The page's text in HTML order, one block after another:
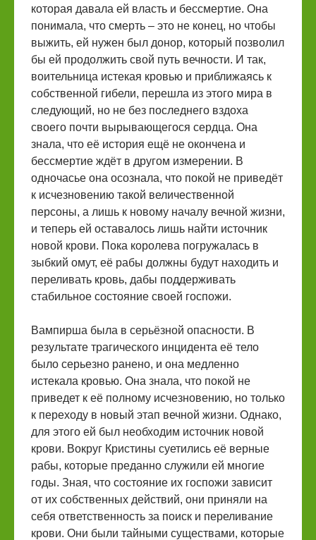
которая давала ей власть и бессмертие. Она
понимала, что смерть – это не конец, но чтобы
выжить, ей нужен был донор, который позволил
бы ей продолжить свой путь вечности. И так,
воительница истекая кровью и приближаясь к
собственной гибели, перешла из этого мира в
следующий, но не без последнего вздоха
своего почти вырывающегося сердца. Она
знала, что её история ещё не окончена и
бессмертие ждёт в другом измерении. В
одночасье она осознала, что покой не приведёт
к исчезновению такой величественной
персоны, а лишь к новому началу вечной жизни,
и теперь ей оставалось лишь найти источник
новой крови. Пока королева погружалась в
зыбкий омут, её рабы должны будут находить и
переливать кровь, дабы поддерживать
стабильное состояние своей госпожи.
Вампирша была в серьёзной опасности. В
результате трагического инцидента её тело
было серьезно ранено, и она медленно
истекала кровью. Она знала, что покой не
приведет к её полному исчезновению, но только
к переходу в новый этап вечной жизни. Однако,
для этого ей был необходим источник новой
крови. Вокруг Кристины суетились её верные
рабы, которые преданно служили ей многие
годы. Зная, что состояние их госпожи зависит
от их собственных действий, они приняли на
себя ответственность за поиск и переливание
крови. Они были тайными существами, которые